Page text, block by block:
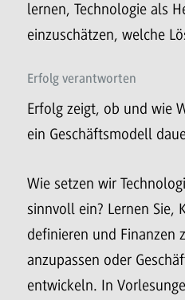
lernen, Technologie als
einzuschätzen, welche
Erfolg verantworten
Erfolg zeigt, ob und wie
ein Geschäftsmodell
Wie setzen wir
sinnvoll ein? Lernen Sie,
definieren und Finanzen
anzupassen oder
entwickeln. In